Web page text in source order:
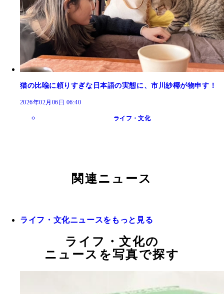
猫の比喩に頼りすぎな日本語の実態に、市川紗椰が物申す！
2026年02月06日 06:40
ライフ・文化
関連ニュース
ライフ・文化ニュースをもっと見る
ライフ・文化の
ニュースを写真で探す